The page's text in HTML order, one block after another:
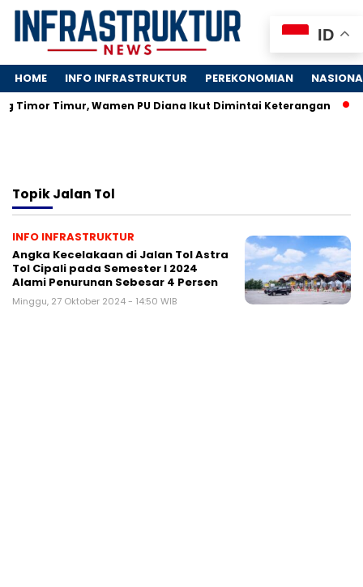
HOME INFO INFRASTRUKTUR PEREKONOMIAN
Timor Timur, Wamen PU Diana Ikut Dimintai Keterangan
TopikJalan Tol
INFO INFRASTRUKTUR
Angka Kecelakaan di Jalan Tol Astra
Tol Cipali pada Semester I 2024
Alami Penurunan Sebesar 4 Persen
Minggu, 27 Oktober 2024 - 14:50 WIB
ID